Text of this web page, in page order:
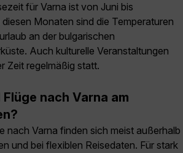
für Varna ist von Juni bis
Monaten sind die Temperaturen
an der bulgarischen
Auch kulturelle Veranstaltungen
Zeit regelmäßig statt.
nach Varna am
nach Varna finden sich meist außerhalb
und bei flexiblen Reisedaten. Für stark